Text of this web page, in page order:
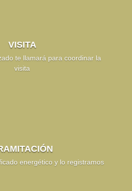
VISITA
te llamará para coordinar la
visita
energético y lo registramos